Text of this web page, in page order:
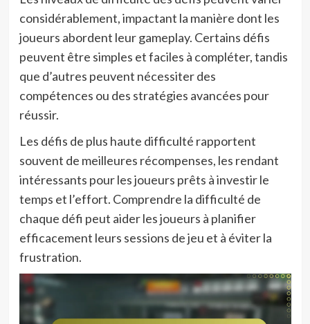
considérablement, impactant la manière dont les
joueurs abordent leur gameplay. Certains défis
peuvent être simples et faciles à compléter, tandis
que d’autres peuvent nécessiter des
compétences ou des stratégies avancées pour
réussir.
Les défis de plus haute difficulté rapportent
souvent de meilleures récompenses, les rendant
intéressants pour les joueurs prêts à investir le
temps et l’effort. Comprendre la difficulté de
chaque défi peut aider les joueurs à planifier
efficacement leurs sessions de jeu et à éviter la
frustration.